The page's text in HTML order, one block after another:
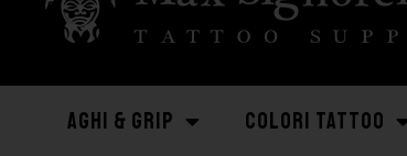
AGHI & GRIP COLORI TATTOO